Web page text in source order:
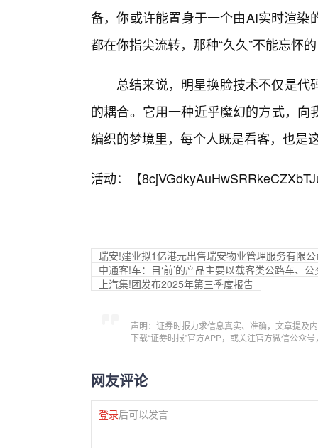
备，你或许能置身于一个由AI实时渲
都在你指尖流转，那种“久久”不能忘怀
总结来说，明星换脸技术不仅是
的耦合。它用一种近乎魔幻的方式，
编织的梦境里，每个人既是看客，也是
活动：【
瑞安!建业拟1亿港元出售瑞安物业管理服务有限
中通客!车：目‘前’的产品主要以载客类公路车、
上汽集!团发布2025年第三季度报告
声明：证券时报力求信息真实、准确，文章提及
下载“证券时报”官方APP，或关注官方微信公众
网友评论
登录后可以发言